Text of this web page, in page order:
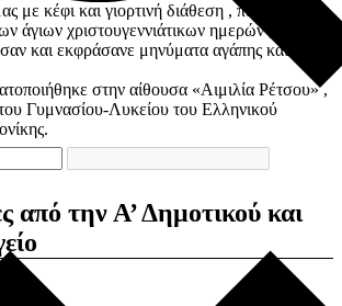
με κέφι και γιορτινή διάθεση , παίξανε και
άγιων χριστουγεννιάτικων ημερών ,
και εκφράσανε μηνύματα αγάπης και
στην αίθουσα «Αιμιλία Ρέτσου» ,
του Γυμνασίου-Λυκείου του Ελληνικού
από την Α’ Δημοτικού και